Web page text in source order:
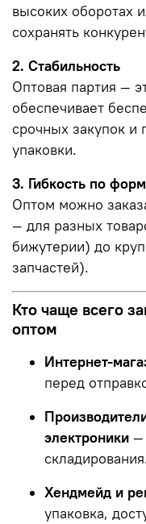
высоких оборотах
сохранять
2. Стабильность
Оптовая партия —
обеспечивает
срочных закупок и
упаковки.
3. Гибкость по
Оптом можно
— для разных
бижутерии) до
запчастей).
Кто чаще всего
оптом
Интернет-
перед
электроники —
Хендмейд и
упаковка,